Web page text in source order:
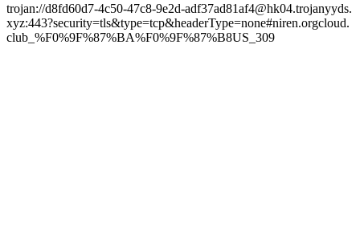
trojan://d8fd60d7-4c50-47c8-9e2d-adf37ad81af4@hk04.trojanyyds.
xyz:443?security=tls&type=tcp&headerType=none#niren.orgcloud.
club_%F0%9F%87%BA%F0%9F%87%B8US_309